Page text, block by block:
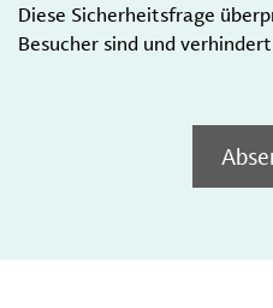
Diese Sicherheitsfrage
Besucher sind und